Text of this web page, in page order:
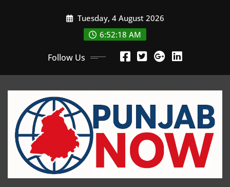
Tuesday, 4 August 2026
6:52:18 AM
Follow Us